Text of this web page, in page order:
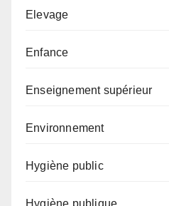
Elevage
Enfance
Enseignement supérieur
Environnement
Hygiène public